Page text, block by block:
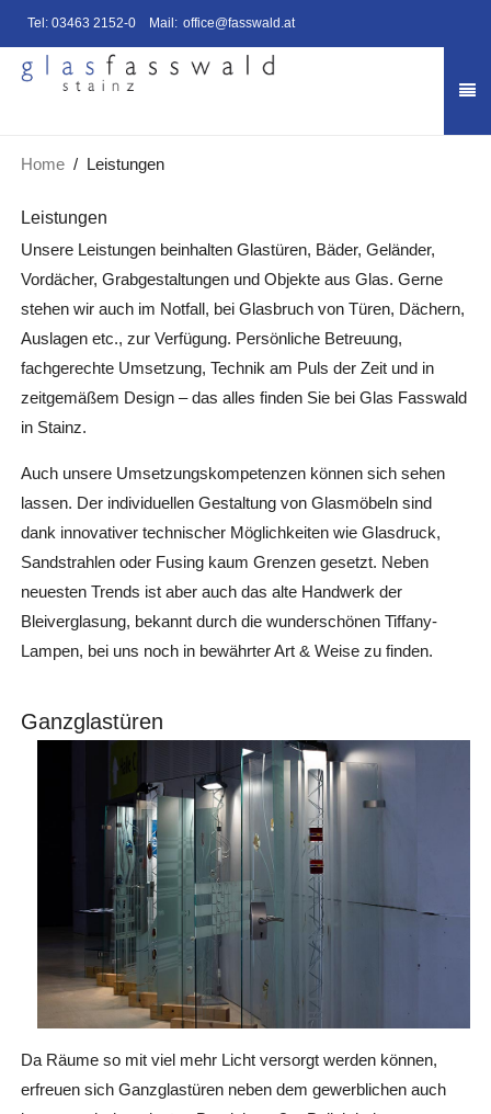
Tel: 03463 2152-0 Mail: office@fasswald.at
Home Leistungen
Leistungen
Unsere Leistungen beinhalten Glastüren, Bäder, Geländer,
Vordächer, Grabgestaltungen und Objekte aus Glas. Gerne
stehen wir auch im Notfall, bei Glasbruch von Türen, Dächern,
Auslagen etc., zur Verfügung. Persönliche Betreuung,
fachgerechte Umsetzung, Technik am Puls der Zeit und in
zeitgemäßem Design – das alles finden Sie bei Glas Fasswald
in Stainz.
Auch unsere Umsetzungskompetenzen können sich sehen
lassen. Der individuellen Gestaltung von Glasmöbeln sind
dank innovativer technischer Möglichkeiten wie Glasdruck,
Sandstrahlen oder Fusing kaum Grenzen gesetzt. Neben
neuesten Trends ist aber auch das alte Handwerk der
Bleiverglasung, bekannt durch die wunderschönen Tiffany-
Lampen, bei uns noch in bewährter Art & Weise zu finden.
Ganzglastüren
Da Räume so mit viel mehr Licht versorgt werden können,
erfreuen sich Ganzglastüren neben dem gewerblichen auch